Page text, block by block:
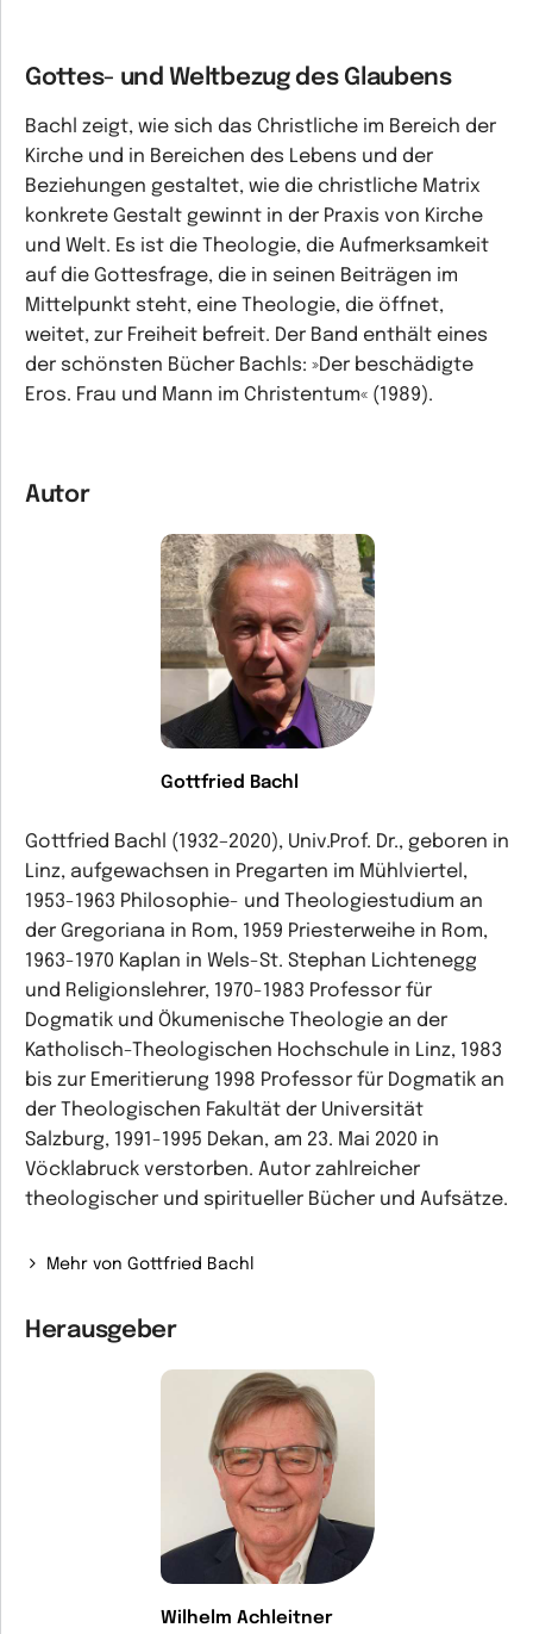
Gottes- und Weltbezug des Glaubens
Bachl zeigt, wie sich das Christliche im Bereich der
Kirche und in Bereichen des Lebens und der
Beziehungen gestaltet, wie die christliche Matrix
konkrete Gestalt gewinnt in der Praxis von Kirche
und Welt. Es ist die Theologie, die Aufmerksamkeit
auf die Gottesfrage, die in seinen Beiträgen im
Mittelpunkt steht, eine Theologie, die öffnet,
weitet, zur Freiheit befreit. Der Band enthält eines
der schönsten Bücher Bachls: »Der beschädigte
Eros. Frau und Mann im Christentum« (1989).
Autor
Gottfried Bachl
Gottfried Bachl (1932–2020), Univ.Prof. Dr., geboren in
Linz, aufgewachsen in Pregarten im Mühlviertel,
1953-1963 Philosophie- und Theologiestudium an
der Gregoriana in Rom, 1959 Priesterweihe in Rom,
1963-1970 Kaplan in Wels-St. Stephan Lichtenegg
und Religionslehrer, 1970-1983 Professor für
Dogmatik und Ökumenische Theologie an der
Katholisch-Theologischen Hochschule in Linz, 1983
bis zur Emeritierung 1998 Professor für Dogmatik an
der Theologischen Fakultät der Universität
Salzburg, 1991-1995 Dekan, am 23. Mai 2020 in
Vöcklabruck verstorben. Autor zahlreicher
theologischer und spiritueller Bücher und Aufsätze.
Mehr von Gottfried Bachl
Herausgeber
Wilhelm Achleitner